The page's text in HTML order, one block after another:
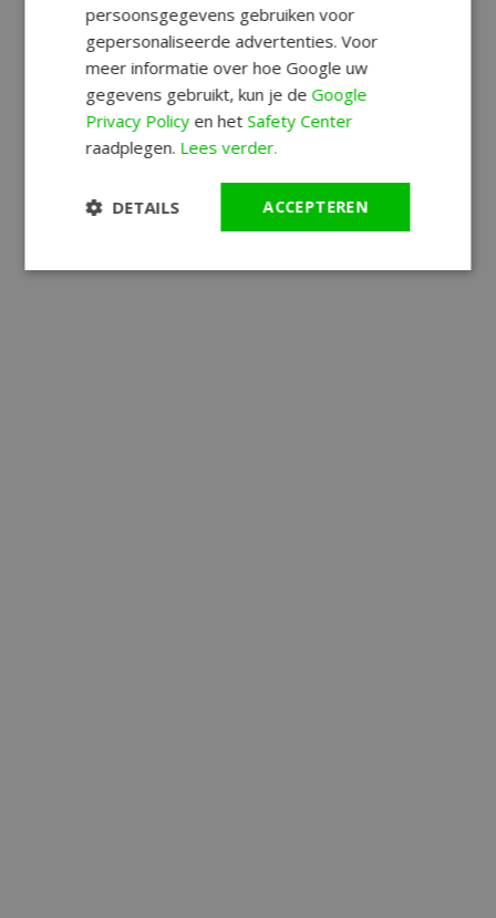
persoonsgegevens gebruiken voor
gepersonaliseerde advertenties. Voor
meer informatie over hoe Google uw
gegevens gebruikt, kun je deGoogle
Privacy Policyen hetSafety Center
raadplegen. Lees verder.
ACCEPTEREN
DETAILS